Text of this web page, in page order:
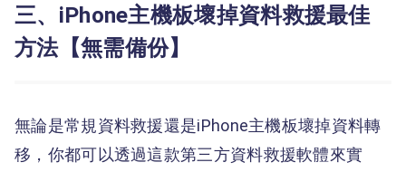
三、iPhone主機板壞掉資料救援最佳
方法【無需備份】
無論是常規資料救援還是iPhone主機板壞掉資料轉
移，你都可以透過這款第三方資料救援軟體來實